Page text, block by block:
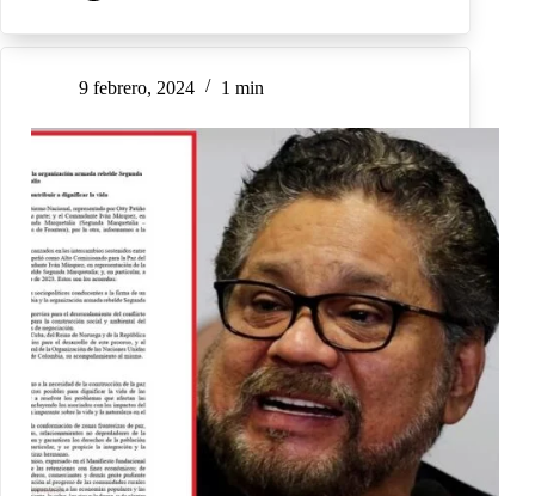
9 febrero, 2024 1 min